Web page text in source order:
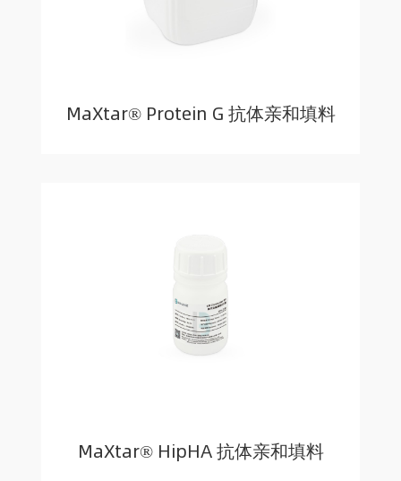
MaXtar® Protein G 抗体亲和填料
MaXtar® HipHA 抗体亲和填料